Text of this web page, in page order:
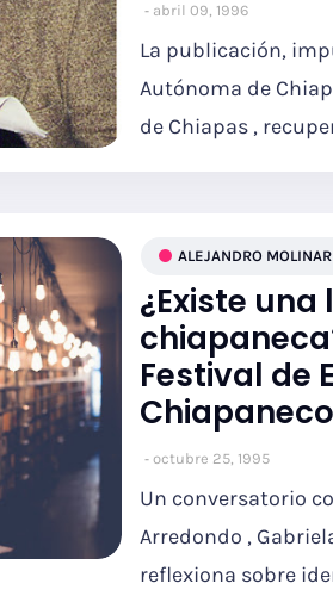
abril 09, 1996
La publicación,
Autónoma de
de Chiapas ,
ALEJANDRO
¿Existe
Festival de
octubre 25, 1995
Un conversatorio
Arredondo ,
reflexiona sobre